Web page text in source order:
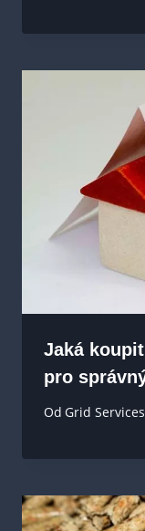
Jaká
pro
Od Grid Services